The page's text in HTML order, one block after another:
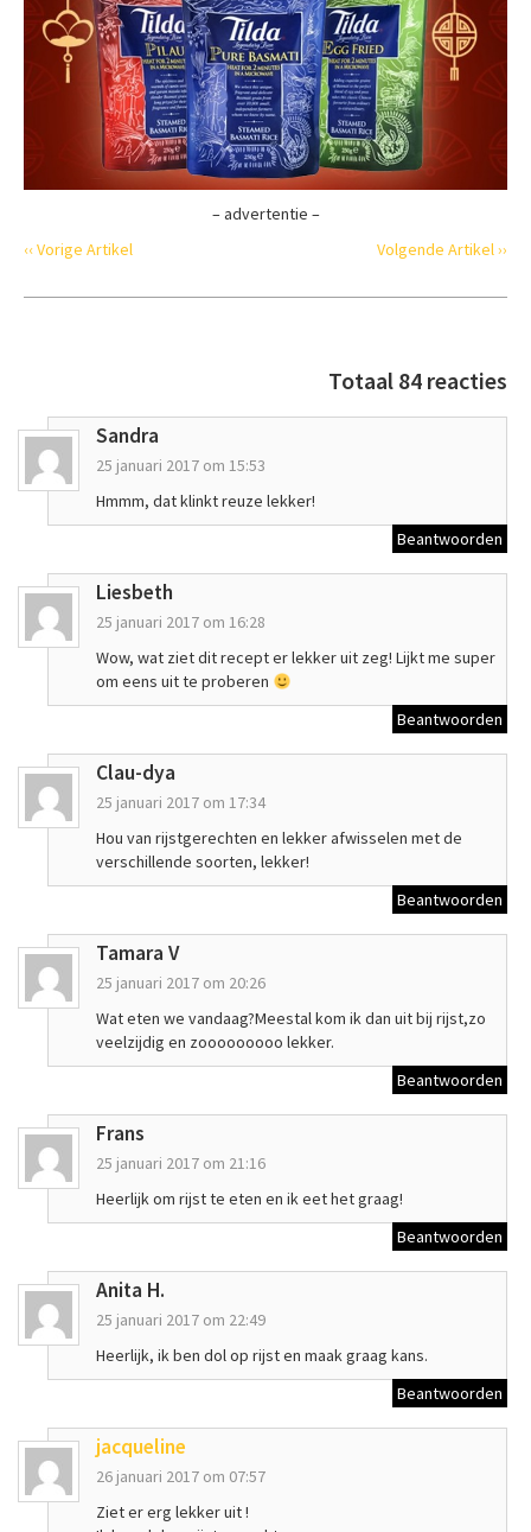
– advertentie –
‹‹ Vorige Artikel
Volgende Artikel ››
Totaal 84 reacties
Sandra
25 januari 2017 om 15:53
Hmmm, dat klinkt reuze lekker!
Beantwoorden
Liesbeth
25 januari 2017 om 16:28
Wow, wat ziet dit recept er lekker uit zeg! Lijkt me super
om eens uit te proberen
Beantwoorden
Clau-dya
25 januari 2017 om 17:34
Hou van rijstgerechten en lekker afwisselen met de
verschillende soorten, lekker!
Beantwoorden
Tamara V
25 januari 2017 om 20:26
Wat eten we vandaag?Meestal kom ik dan uit bij rijst,zo
veelzijdig en zooooooooo lekker.
Beantwoorden
Frans
25 januari 2017 om 21:16
Heerlijk om rijst te eten en ik eet het graag!
Beantwoorden
Anita H.
25 januari 2017 om 22:49
Heerlijk, ik ben dol op rijst en maak graag kans.
Beantwoorden
jacqueline
26 januari 2017 om 07:57
Ziet er erg lekker uit !